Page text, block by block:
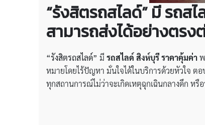
“รังสิตรถสไลด์” มี รถส
สามารถส่งได้อย่างตร
“รังสิตรถสไลด์” มี รถสไลด์ สิงห์บุรี ราคาคุ้มค่า
หมายโดยไร้ปัญหา มั่นใจได้ในบริการด้วยหัวใจ
ทุกสถานการณ์ไม่ว่าจะเกิดเหตุฉุกเฉินกลางดึก หรื